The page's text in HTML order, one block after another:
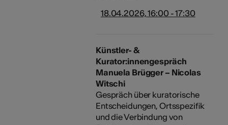
18.04.2026, 16:00 - 17:30
Künstler- &
Kurator:innengespräch
Manuela Brügger – Nicolas
Witschi
Gespräch über kuratorische
Entscheidungen, Ortsspezifik
und die Verbindung von